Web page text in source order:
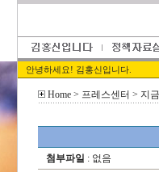
안녕하세요! 김홍신입니다.
Home> 프레스센터 > 지
첨부파일 : 없음